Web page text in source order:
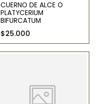
CUERNO DE ALCE O
PLATYCERIUM
BIFURCATUM
$25.000